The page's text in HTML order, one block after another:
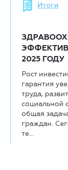
Итоги
2025 ГОДУ
Рост
гарантия
труда,
социальной
общая
граждан.
те...